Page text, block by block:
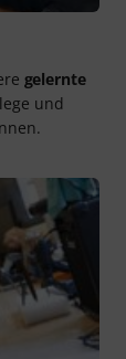
gelernte
und